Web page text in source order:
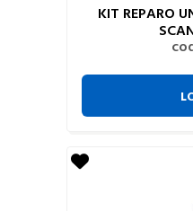
KIT REPARO